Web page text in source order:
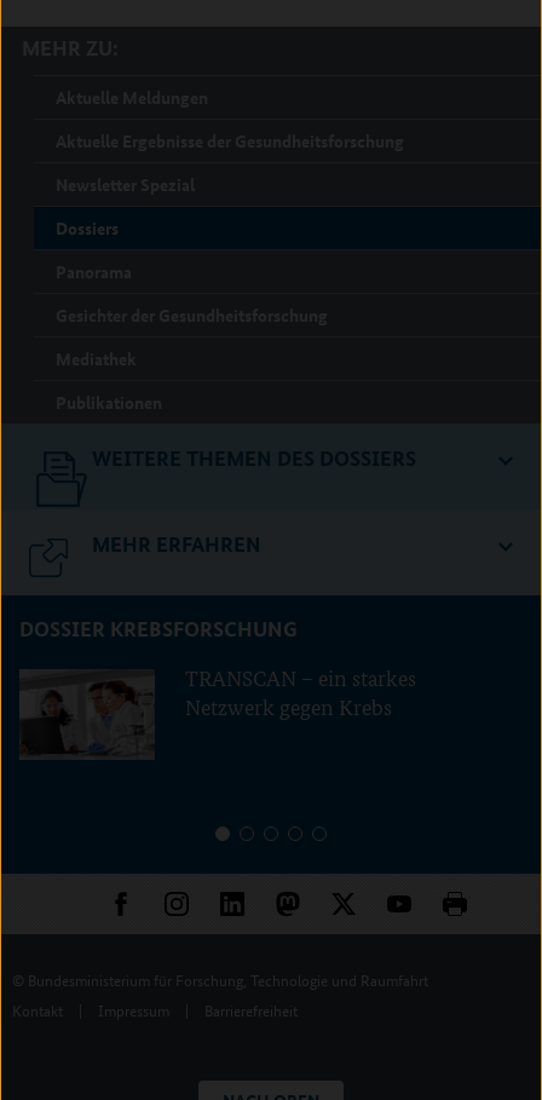
Dossiers
WEITERE THEMEN DES DOSSIERS
MEHR ERFAHREN
DOSSIER KREBSFORSCHUNG
TRANSCAN – ein starkes
Netzwerk gegen Krebs
1 2 3 4 5
© Bundesministerium für Forschung, Technologie und Raumfahrt
Kontakt
| Impressum | Barrierefreiheit